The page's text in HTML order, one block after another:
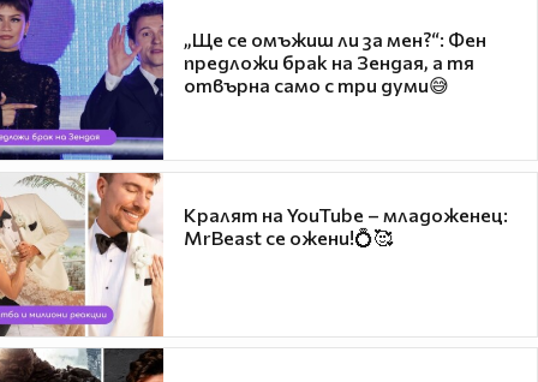
„Ще се омъжиш ли за мен?“: Фен
предложи брак на Зендая, а тя
отвърна само с три думи😅
Кралят на YouTube – младоженец:
MrBeast се ожени!💍🥰